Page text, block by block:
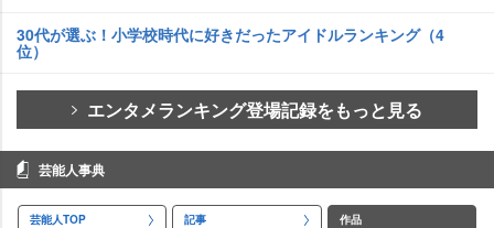
30代が選ぶ！小学校時代に好きだったアイドルランキング（4
位）
エンタメランキング登場記録をもっと見る
芸能人事典
芸能人TOP 記事 作品